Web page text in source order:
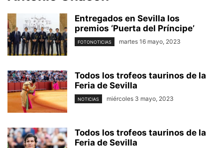
Entregados en Sevilla los
premios ‘Puerta del Príncipe’
FOTONOTICIAS martes 16 mayo, 2023
Todos los trofeos taurinos de la
Feria de Sevilla
NOTICIAS miércoles 3 mayo, 2023
Todos los trofeos taurinos de la
Feria de Sevilla